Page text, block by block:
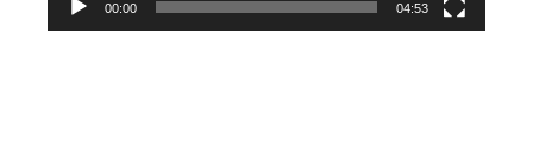
00:00 04:53